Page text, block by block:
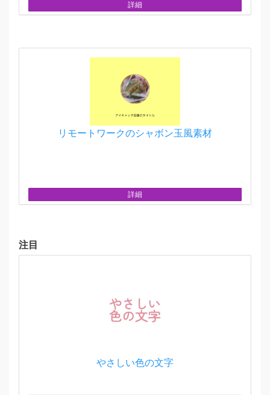
詳細
リモートワークのシャボン玉風素材
詳細
注目
やさしい色の文字